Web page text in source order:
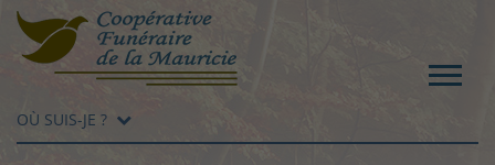
OÙ SUIS-JE ?